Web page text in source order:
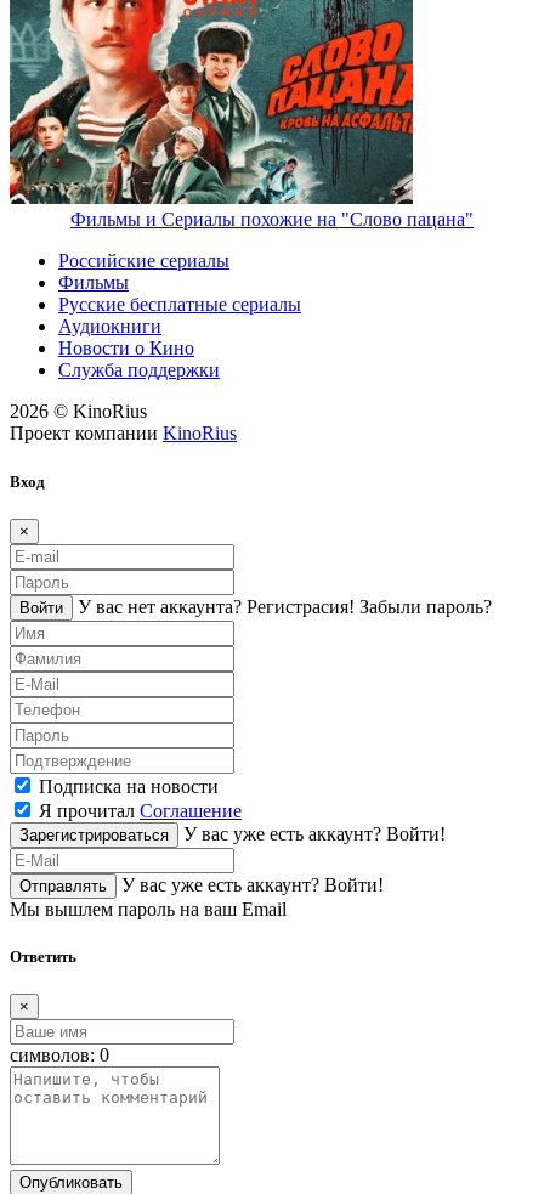
Фильмы и Сериалы похожие на "Слово пацана"
Российские сериалы
Фильмы
Русские бесплатные сериалы
Аудиокниги
Новости о Кино
Служба поддержки
2026 © KinoRius
Проект компании KinoRius
Вход
×
Войти У вас нет аккаунта? Регистраcия! Забыли пароль?
Подписка на новости
Я прочитал Соглашение
Зарегистрироваться У вас уже есть аккаунт? Войти!
Отправлять У вас уже есть аккаунт? Войти!
Мы вышлем пароль на ваш Email
Ответить
×
символов: 0
Опубликовать